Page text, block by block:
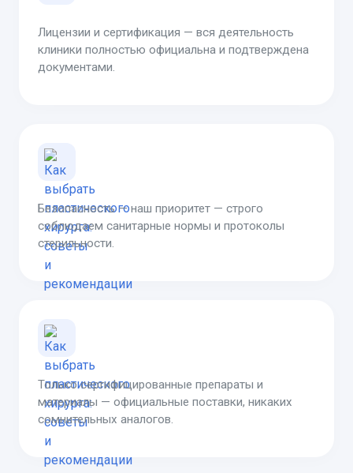
Лицензии и сертификация — вся деятельность
клиники полностью официальна и подтверждена
документами.
Безопасность — наш приоритет — строго
соблюдаем санитарные нормы и протоколы
стерильности.
Только сертифицированные препараты и
материалы — официальные поставки, никаких
сомнительных аналогов.